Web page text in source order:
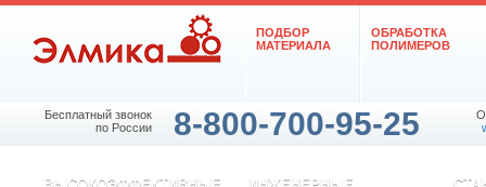
ПОДБОР
МАТЕРИАЛА
ОБРАБОТКА
ПОЛИМЕРОВ
Бесплатный звонок
по России
8-800-700-95-25